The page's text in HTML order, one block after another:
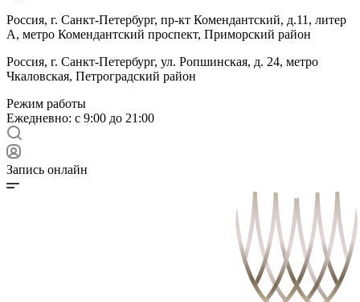
Россия, г. Санкт-Петербург, пр-кт Комендантский, д.11, литер
А, метро Комендантский проспект, Приморский район
Россия, г. Санкт-Петербург, ул. Ропшинская, д. 24, метро
Чкаловская, Петроградский район
Режим работы
Ежедневно: с 9:00 до 21:00
Запись онлайн